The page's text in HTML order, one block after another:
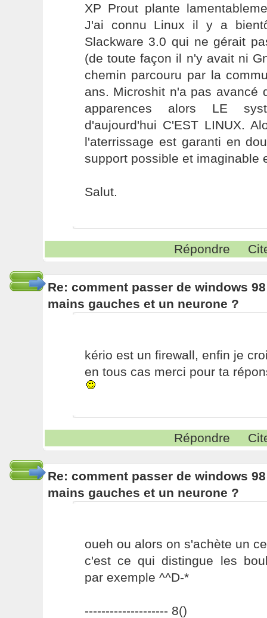
XP Prout plante
J'ai connu Linux il y a
Slackware 3.0 qui ne gérait
(de toute façon il n'y avait ni
chemin parcouru par la
ans. Microshit n'a pas avancé
apparences alors LE
d'aujourd'hui C'EST LINUX.
l'aterrissage est garanti en
support possible et imaginable
Salut.
Répondre
Re: comment passer de windows
mains gauches et un neurone ?
kério est un firewall, enfin je
en tous cas merci pour ta
Répondre
Re: comment passer de windows
mains gauches et un neurone ?
oueh ou alors on s'achète un
c'est ce qui distingue les
par exemple ^^D-*
-------------------- 8()